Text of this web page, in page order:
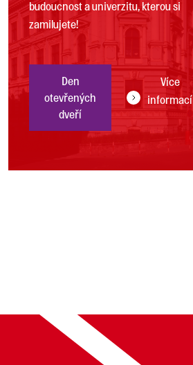
budoucnost a univerzitu, kterou si
zamilujete!
Den
otevřených
dveří
Více
informací